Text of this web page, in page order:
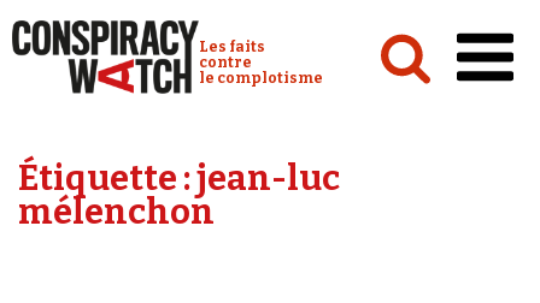
Conspiracy Watch :
Les faits
contre
le complotisme
Analyses
Étiquette :jean-luc
mélenchon